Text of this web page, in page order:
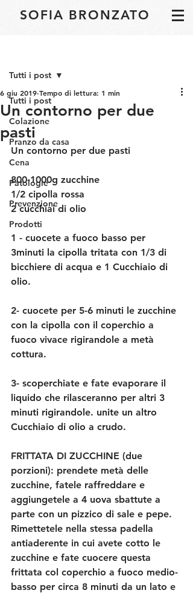
SOFIA BRONZATO
Tutti i post
Colazione
Pranzo da casa
Cena
Patologie
Prevenzione
Prodotti
Tutti i post
Un contorno per due
pasti
6 giu 2019 Tempo di lettura: 1 min
Un contorno per due pasti
800-1000g zucchine
1/2 cipolla rossa
2 cucchiai di olio
1 - cuocete a fuoco basso per
3minuti la cipolla tritata con 1/3 di
bicchiere di acqua e 1 Cucchiaio di
olio.
2- cuocete per 5-6 minuti le zucchine
con la cipolla con il coperchio a
fuoco vivace rigirandole a metà
cottura.
3- scoperchiate e fate evaporare il
liquido che rilasceranno per altri 3
minuti rigirandole. unite un altro
Cucchiaio di olio a crudo.
FRITTATA DI ZUCCHINE (due
porzioni): prendete metà delle
zucchine, fatele raffreddare e
aggiungetele a 4 uova sbattute a
parte con un pizzico di sale e pepe.
Rimettetele nella stessa padella
antiaderente in cui avete cotto le
zucchine e fate cuocere questa
frittata col coperchio a fuoco medio-
basso per circa 8 minuti da un lato e